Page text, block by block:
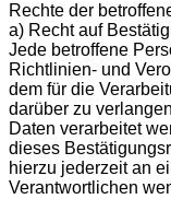
Rechte der
a) Recht auf
Jede betroffene
Richtlinien- und
dem für die
darüber zu
Daten verarbeitet
dieses
hierzu jederzeit an
Verantwortlichen